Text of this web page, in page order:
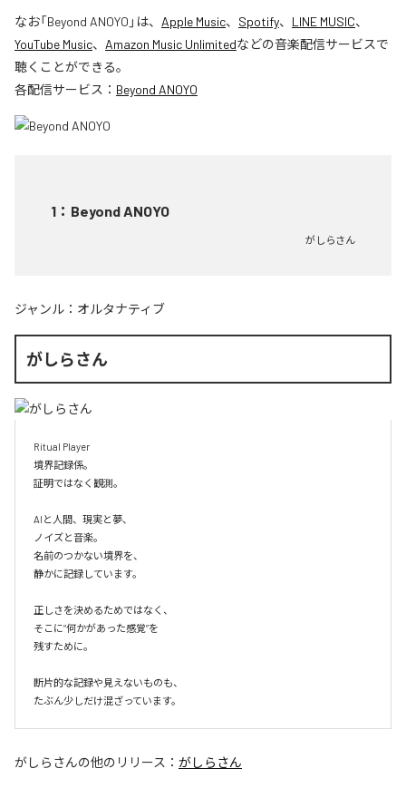
なお「Beyond ANOYO 」は、 Apple Music、 Spotify、 LINE MUSIC、
YouTube Music、 Amazon Music Unlimitedなどの音楽配信サービスで
聴くことができる。
各配信サービス： Beyond ANOYO
1 ： Beyond ANOYO
がしらさん
ジャンル： オルタナティブ
がしらさん
Ritual Player
境界記録係。
証明ではなく観測。
AIと人間、現実と夢、
ノイズと音楽。
名前のつかない境界を、
静かに記録しています。
正しさを決めるためではなく、
そこに“何かがあった感覚”を
残すために。
断片的な記録や見えないものも、
たぶん少しだけ混ざっています。
がしらさんの他のリリース： がしらさん